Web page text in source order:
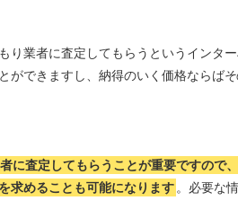
り業者に査定してもらうというインタ
ができますし、納得のいく価格ならば
に査定してもらうことが重要ですので
求めることも可能になります 。必要な